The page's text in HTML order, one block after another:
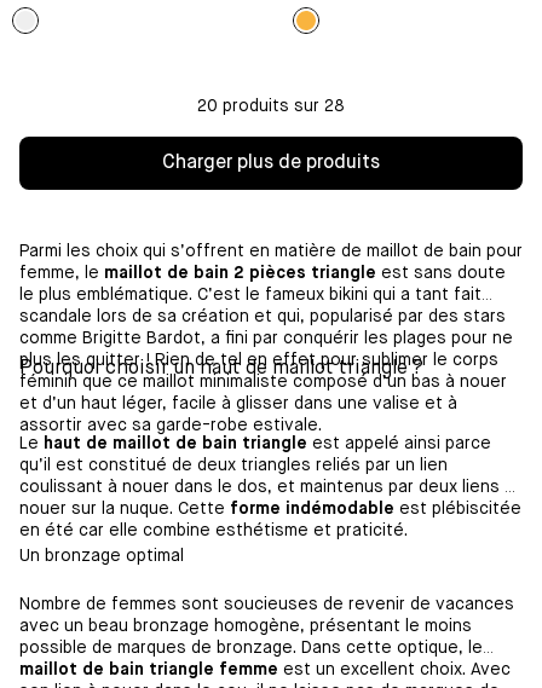
Noir
Jaune
20 produits sur 28
Charger plus de produits
Parmi les choix qui s’offrent en matière de maillot de bain pour
femme, le maillot de bain 2 pièces triangle est sans doute
le plus emblématique. C’est le fameux bikini qui a tant fait
scandale lors de sa création et qui, popularisé par des stars
comme Brigitte Bardot, a fini par conquérir les plages pour ne
plus les quitter ! Rien de tel en effet pour sublimer le corps
féminin que ce maillot minimaliste composé d’un bas à nouer
et d’un haut léger, facile à glisser dans une valise et à
assortir avec sa garde-robe estivale.
Pourquoi choisir un haut de maillot triangle ?
Le haut de maillot de bain triangle est appelé ainsi parce
qu’il est constitué de deux triangles reliés par un lien
coulissant à nouer dans le dos, et maintenus par deux liens à
nouer sur la nuque. Cette forme indémodable est plébiscitée
en été car elle combine esthétisme et praticité.
Un bronzage optimal
Nombre de femmes sont soucieuses de revenir de vacances
avec un beau bronzage homogène, présentant le moins
possible de marques de bronzage. Dans cette optique, le
maillot de bain triangle femme est un excellent choix. Avec